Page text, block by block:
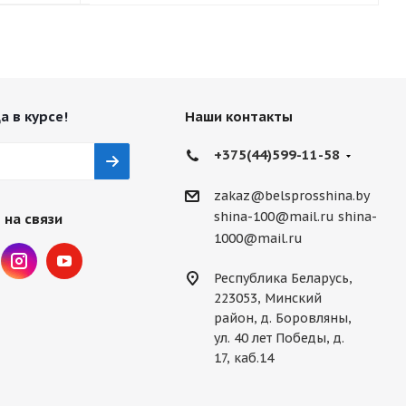
в курсе!
связи
Наши контакты
+375(44)599-11-58
zakaz@belsprosshina.by
shina-100@mail.ru shina-
1000@mail.ru
Республика Беларусь,
223053, Минский
район, д. Боровляны,
ул. 40 лет Победы, д.
17, каб.14